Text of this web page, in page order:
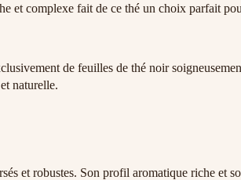
et complexe fait de ce thé un choix parfait
de feuilles de thé noir
naturelle.
et robustes. Son profil aromatique riche